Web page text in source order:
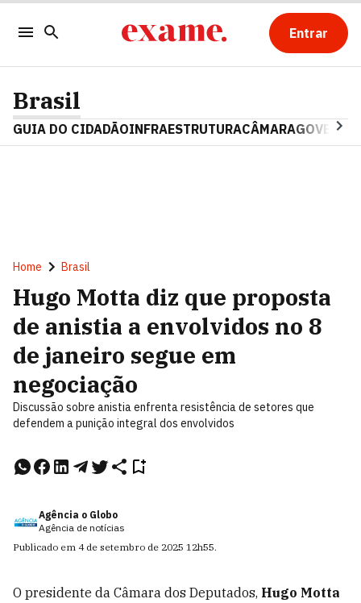
Entrar
Brasil
GUIA DO CIDADÃOINFRAESTRUTURACÂMARAGOVERNO
Home Brasil
Hugo Motta diz que proposta
de anistia a envolvidos no 8
de janeiro segue em
negociação
Discussão sobre anistia enfrenta resistência de setores que
defendem a punição integral dos envolvidos
Agência o Globo
Agência de notícias
Publicado em 4 de setembro de 2025 12h55.
O presidente da Câmara dos Deputados, Hugo Motta